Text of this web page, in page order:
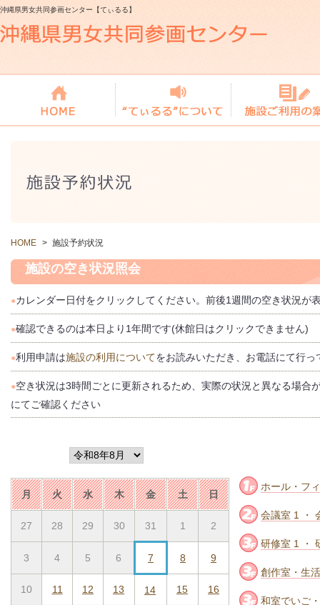
沖縄県男女共同参画センター【てぃるる】
HOME > 施設予約状況
施設の空き状況照会
●カレンダー日付をクリックしてください。前後1週間の空き状況が
●確認できるのは本日より1年間です(休館日はクリックできません)
●利用申請は施設の利用についてをお読みいただき、お電話にて行っ
●空き状況は3時間ごとに更新されるため、実際の状況と異なる場合
にてご確認ください
月 火 水 木 金 土 日
27 28 29 30 31 1 2
3 4 5 6 7 8 9
10 11 12 13 14 15 16
ホール・フ
会議室 1 ・
研修室 1 ・
創作室・生
和室でいご